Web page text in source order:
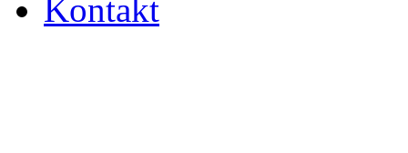
Kontakt